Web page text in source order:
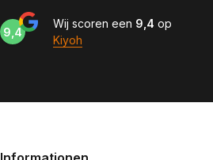
9,4
Wij scoren een 9,4 op
Kiyoh